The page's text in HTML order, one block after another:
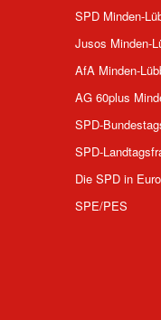
SPD Minden-
Jusos Minden-
AfA Minden-
AG 60plus
SPD-
SPD-
Die SPD in
SPE/PES